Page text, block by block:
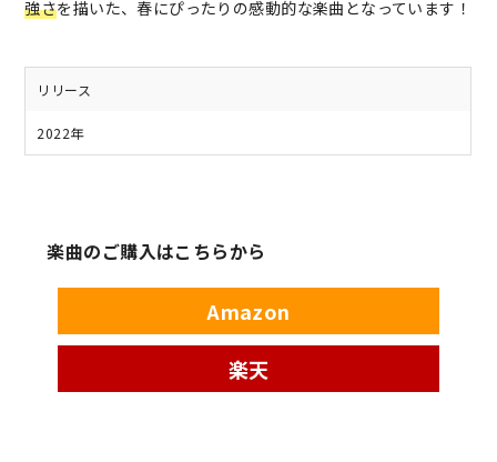
強さを描いた、春にぴったりの感動的な楽曲となっています！
リリース
2022年
楽曲のご購入はこちらから
Amazon
楽天